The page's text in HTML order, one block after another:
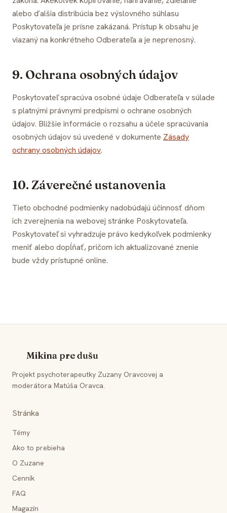
alebo ďalšia distribúcia bez výslovného súhlasu
Poskytovateľa je prísne zakázaná. Prístup k obsahu je
viazaný na konkrétneho Odberateľa a je neprenosný.
9. Ochrana osobných údajov
Poskytovateľ spracúva osobné údaje Odberateľa v súlade
s platnými právnymi predpismi o ochrane osobných
údajov. Bližšie informácie o rozsahu a účele spracúvania
osobných údajov sú uvedené v dokumente Zásady
ochrany osobných údajov.
10. Záverečné ustanovenia
Tieto obchodné podmienky nadobúdajú účinnosť dňom
ich zverejnenia na webovej stránke Poskytovateľa.
Poskytovateľ si vyhradzuje právo kedykoľvek podmienky
meniť alebo dopĺňať, pričom ich aktualizované znenie
bude vždy prístupné online.
Mikina pre dušu
Projekt psychoterapeutky Zuzany Oravcovej a
moderátora Matúša Oravca.
Stránka
Témy
Ako to prebieha
O Zuzane
Cenník
FAQ
Magazín